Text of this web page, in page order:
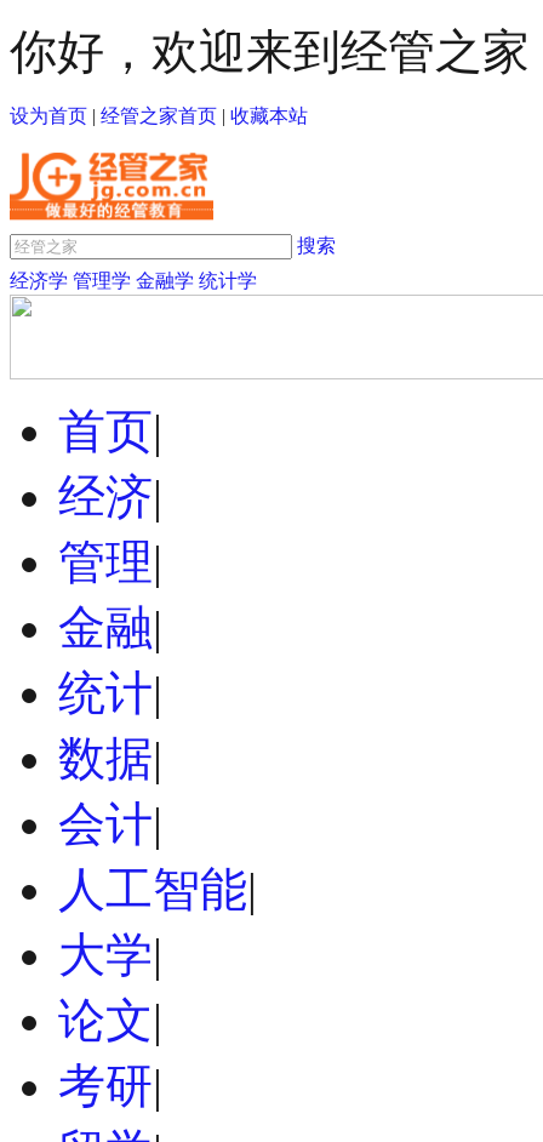
你好，欢迎来到经管之家
设为首页 | 经管之家首页 | 收藏本站
搜索
经济学 管理学 金融学 统计学
首页|
经济|
管理|
金融|
统计|
数据|
会计|
人工智能|
大学|
论文|
考研|